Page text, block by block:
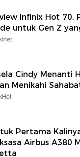
Infinix Hot 70,
untuk Gen Z
Cindy Menanti
Menikahi
Pertama
Airbus A380